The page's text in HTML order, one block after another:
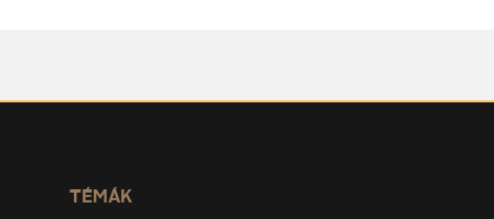
TÉMÁK